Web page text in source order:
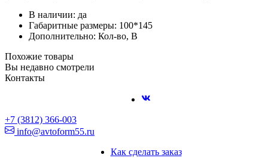
В наличии: да
Габаритные размеры: 100*145
Дополнительно: Кол-во, В
Похожие товары
Вы недавно смотрели
Контакты
+7 (3812) 366-003
info@avtoform55.ru
Как сделать заказ